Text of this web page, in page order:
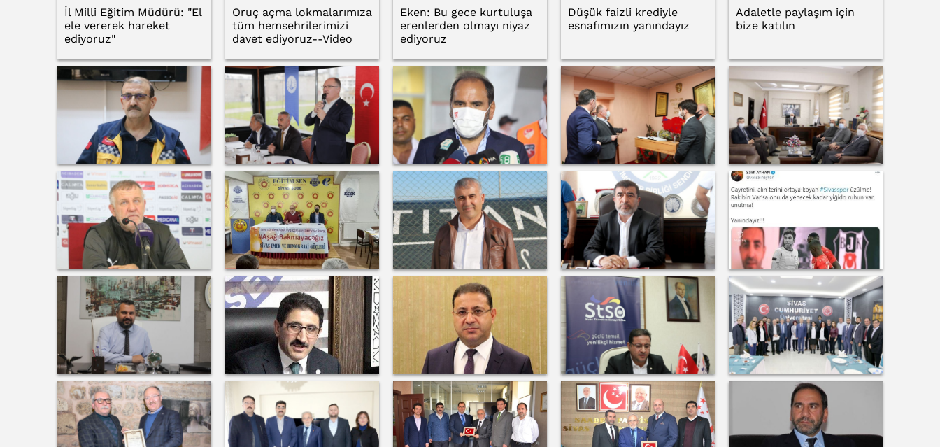
İl Milli Eğitim Müdürü: "El
ele vererek hareket
ediyoruz"
Oruç açma lokmalarımıza
tüm hemsehrilerimizi
davet ediyoruz--Video
Eken: Bu gece kurtuluşa
erenlerden olmayı niyaz
ediyoruz
Düşük faizli krediyle
esnafımızın yanındayız
Adaletle paylaşım için
bize katılın